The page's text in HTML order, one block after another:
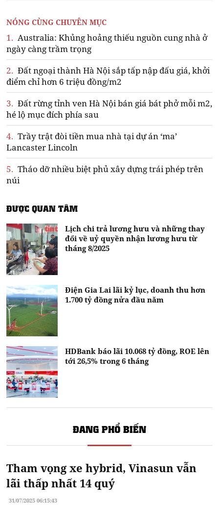
NÓNG CÙNG CHUYÊN MỤC
1. Australia: Khủng hoảng thiếu nguồn cung nhà ở
ngày càng trầm trọng
2. Đất ngoại thành Hà Nội sắp tấp nập đấu giá, khởi
điểm chỉ hơn 6 triệu đồng/m2
3. Đất rừng tỉnh ven Hà Nội bán giá bát phở mỗi m2,
hé lộ mục đích phía sau
4. Trầy trật đòi tiền mua nhà tại dự án ‘ma’
Lancaster Lincoln
5. Tháo dỡ nhiều biệt phủ xây dựng trái phép trên
núi
ĐƯỢC QUAN TÂM
Lịch chi trả lương hưu và những thay
đổi về uỷ quyền nhận lương hưu từ
tháng 8/2025
Điện Gia Lai lãi kỷ lục, doanh thu hơn
1.700 tỷ đồng nửa đầu năm
HDBank báo lãi 10.068 tỷ đồng, ROE lên
tới 26,5% trong 6 tháng
ĐANG PHỔ BIẾN
Tham vọng xe hybrid, Vinasun vẫn
lãi thấp nhất 14 quý
31/07/2025 06:15:43